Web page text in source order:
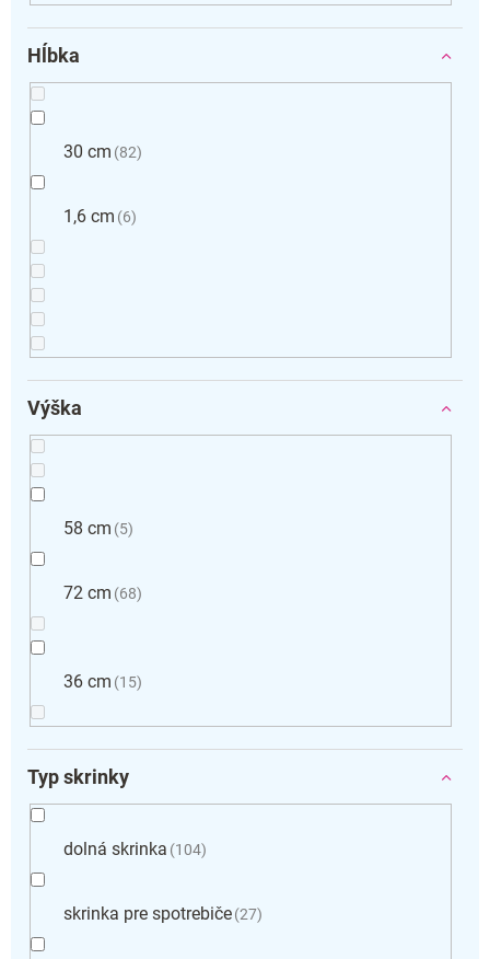
Hĺbka
30 cm 82
1,6 cm 6
Výška
58 cm 5
72 cm 68
36 cm 15
Typ skrinky
dolná skrinka 104
skrinka pre spotrebiče 27